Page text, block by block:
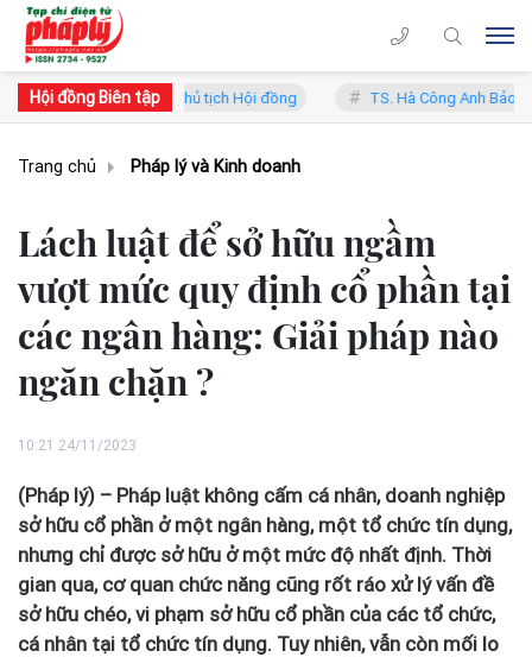
Hội đồng Biên tập
Lý - Phó Chủ tịch Hội đồng TS. Hà Công Anh Bảo - Phó Chủ
Trang chủ Pháp lý và Kinh doanh
Lách luật để sở hữu ngầm
vượt mức quy định cổ phần tại
các ngân hàng: Giải pháp nào
ngăn chặn ?
10:21 24/11/2023
(Pháp lý) – Pháp luật không cấm cá nhân, doanh nghiệp
sở hữu cổ phần ở một ngân hàng, một tổ chức tín dụng,
nhưng chỉ được sở hữu ở một mức độ nhất định. Thời
gian qua, cơ quan chức năng cũng rốt ráo xử lý vấn đề
sở hữu chéo, vi phạm sở hữu cổ phần của các tổ chức,
cá nhân tại tổ chức tín dụng. Tuy nhiên, vẫn còn mối lo